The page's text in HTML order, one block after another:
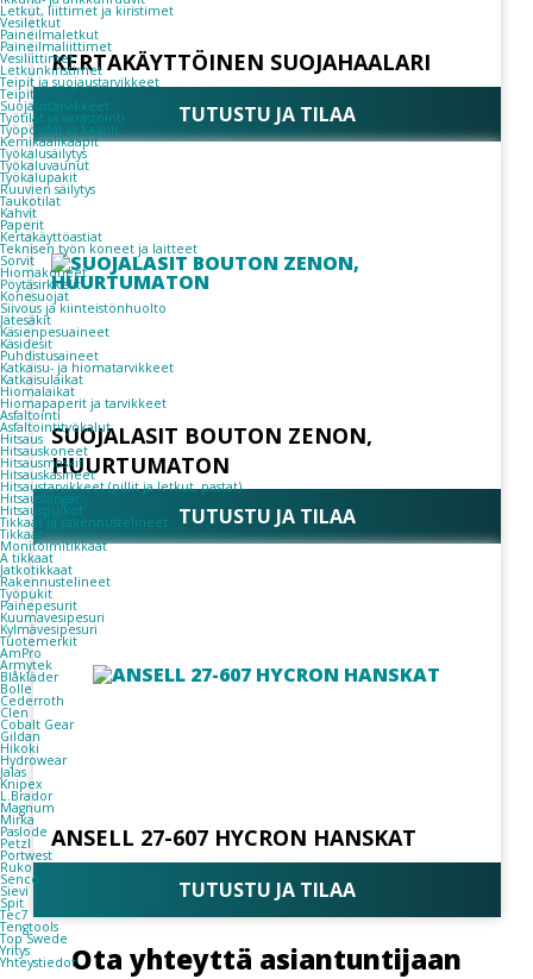
Letkut, liittimet ja kiristimet
Vesiletkut
Paineilmaletkut
Paineilmaliittimet
Vesiliittimet
Letkunkiristimet
Teipit ja suojaustarvikkeet
Teipit
Suojaustarvikkeet
Työtilat ja varastointi
Työpöydät ja kaapit
Kemikaalikaapit
Työkalusäilytys
Työkaluvaunut
Työkalupakit
Ruuvien säilytys
Taukotilat
Kahvit
Paperit
Kertakäyttöastiat
Teknisen työn koneet ja laitteet
Sorvit
Hiomakoneet
Pöytäsirkkelit
Konesuojat
Siivous ja kiinteistönhuolto
Jätesäkit
Käsienpesuaineet
Käsidesit
Puhdistusaineet
Katkaisu- ja hiomatarvikkeet
Katkaisulaikat
Hiomalaikat
Hiomapaperit ja tarvikkeet
Asfaltointi
Asfaltointityökalut
Hitsaus
Hitsauskoneet
Hitsausmaskit
Hitsauskäsineet
Hitsaustarvikkeet (pillit ja letkut, pastat)
Hitsauslangat
Hitsauspuikot
Tikkaat ja rakennustelineet
Tikkaat
Monitoimitikkaat
A tikkaat
Jatkotikkaat
Rakennustelineet
Työpukit
Painepesurit
Kuumavesipesuri
Kylmävesipesuri
Tuotemerkit
AmPro
Armytek
Blåkläder
Bolle
Cederroth
Clen
Cobalt Gear
Gildan
Hikoki
Hydrowear
Jalas
Knipex
L.Brador
Magnum
Mirka
Paslode
Petzl
Portwest
Ruko
Senco
Sievi
Spit
Tec7
Tengtools
Top Swede
Yritys
Yhteystiedot
KERTAKÄYTTÖINEN SUOJAHAALARI
TUTUSTU JA TILAA
SUOJALASIT BOUTON ZENON,
HUURTUMATON
TUTUSTU JA TILAA
ANSELL 27-607 HYCRON HANSKAT
TUTUSTU JA TILAA
Ota yhteyttä asiantuntijaan